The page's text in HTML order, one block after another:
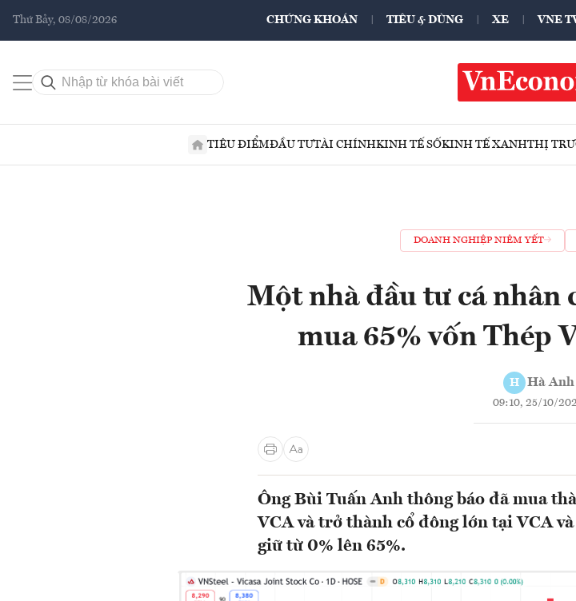
Thứ Bảy, 08/08/2026 CHỨNG KHOÁN TIÊU & DÙNG XE VNE
TIÊU ĐIỂMĐẦU TƯTÀI CHÍNHKINH TẾ SỐKINH TẾ XANHTHỊ
DOANH NGHIỆP NIÊM YẾT
Một nhà đầu tư cá nhân
mua 65% vốn Thép
H Hà Anh
09:10, 25/10/
Ông Bùi Tuấn Anh thông báo đã mua
VCA và trở thành cổ đông lớn tại VCA
giữ từ 0% lên 65%.